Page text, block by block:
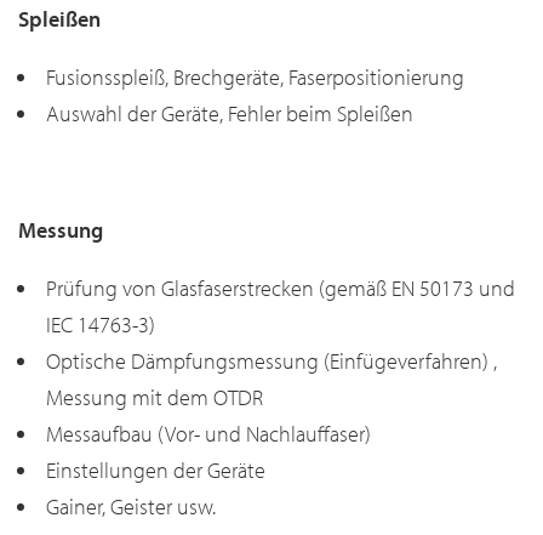
Spleißen
Fusionsspleiß, Brechgeräte, Faserpositionierung
Auswahl der Geräte, Fehler beim Spleißen
Messung
Prüfung von Glasfaserstrecken (gemäß EN 50173 und
IEC 14763-3)
Optische Dämpfungsmessung (Einfügeverfahren) ,
Messung mit dem OTDR
Messaufbau (Vor- und Nachlauffaser)
Einstellungen der Geräte
Gainer, Geister usw.